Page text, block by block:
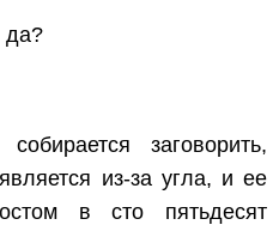
заговорить,
из-за угла, и ее
в сто пятьдесят